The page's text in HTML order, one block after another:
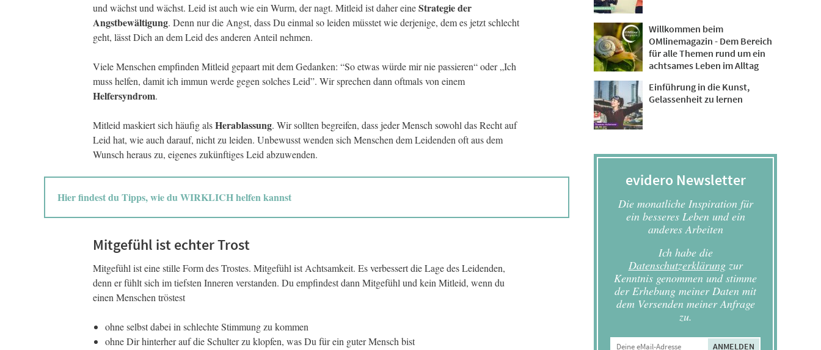
und wächst und wächst. Leid ist auch wie ein Wurm, der nagt. Mitleid ist daher eineStrategie der
Angstbewältigung. Denn nur die Angst, dass Du einmal so leiden müsstet wie derjenige, dem es jetzt schlecht
geht, lässt Dich an dem Leid des anderen Anteil nehmen.
Viele Menschen empfinden Mitleid gepaart mit dem Gedanken: “So etwas würde mir nie passieren“ oder „Ich
muss helfen, damit ich immun werde gegen solches Leid”. Wir sprechen dann oftmals von einem
Helfersyndrom.
Mitleid maskiert sich häufig alsHerablassung. Wir sollten begreifen, dass jeder Mensch sowohl das Recht auf
Leid hat, wie auch darauf, nicht zu leiden. Unbewusst wenden sich Menschen dem Leidenden oft aus dem
Wunsch heraus zu, eigenes zukünftiges Leid abzuwenden.
Hier findest du Tipps, wie du WIRKLICH helfen kannst
Mitgefühl ist echter Trost
Mitgefühl ist eine stille Form des Trostes. Mitgefühl ist Achtsamkeit. Es verbessert die Lage des Leidenden,
denn er fühlt sich im tiefsten Inneren verstanden. Du empfindest dann Mitgefühl und kein Mitleid, wenn du
einen Menschen tröstest
ohne selbst dabei in schlechte Stimmung zu kommen
ohne Dir hinterher auf die Schulter zu klopfen, was Du für ein guter Mensch bist
Willkommen beim
OMlinemagazin - Dem Bereich
für alle Themen rund um ein
achtsames Leben im Alltag
Einführung in die Kunst,
Gelassenheit zu lernen
evidero Newsletter
Die monatliche Inspiration für
ein besseres Leben und ein
anderes Arbeiten
Ich habe die
Datenschutzerklärungzur
Kenntnis genommen und stimme
der Erhebung meiner Daten mit
dem Versenden meiner Anfrage
zu.